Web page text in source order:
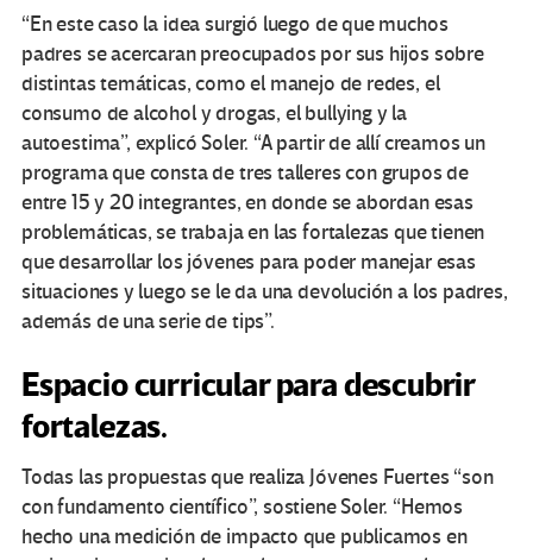
“En este caso la idea surgió luego de que muchos
padres se acercaran preocupados por sus hijos sobre
distintas temáticas, como el manejo de redes, el
consumo de alcohol y drogas, el bullying y la
autoestima”, explicó Soler. “A partir de allí creamos un
programa que consta de tres talleres con grupos de
entre 15 y 20 integrantes, en donde se abordan esas
problemáticas, se trabaja en las fortalezas que tienen
que desarrollar los jóvenes para poder manejar esas
situaciones y luego se le da una devolución a los padres,
además de una serie de tips”.
Espacio curricular para descubrir
fortalezas.
Todas las propuestas que realiza Jóvenes Fuertes “son
con fundamento científico”, sostiene Soler. “Hemos
hecho una medición de impacto que publicamos en